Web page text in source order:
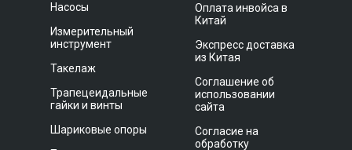
Насосы
Измерительный
инструмент
Такелаж
Трапецеидальные
гайки и винты
Шариковые опоры
Оплата инвойса в
Китай
Экспресс доставка
из Китая
Соглашение об
использовании
сайта
Согласие на
обработку